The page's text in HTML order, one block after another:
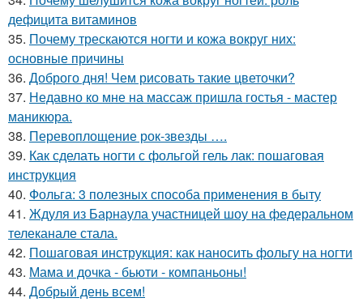
дефицита витаминов
35. Почему трескаются ногти и кожа вокруг них:
основные причины
36. Доброго дня! Чем рисовать такие цветочки?
37. Недавно ко мне на массаж пришла гостья - мастер
маникюра.
38. Перевоплощение рок-звезды ….
39. Как сделать ногти с фольгой гель лак: пошаговая
инструкция
40. Фольга: 3 полезных способа применения в быту
41. Ждуля из Барнаула участницей шоу на федеральном
телеканале стала.
42. Пошаговая инструкция: как наносить фольгу на ногти
43. Мама и дочка - бьюти - компаньоны!
44. Добрый день всем!